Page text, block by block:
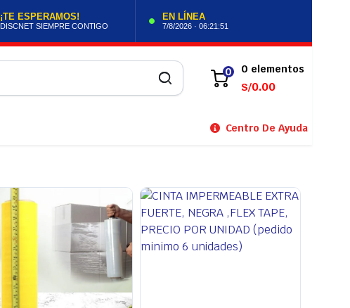
¡TE ESPERAMOS!
DISCNET SIEMPRE CONTIGO
EN LÍNEA
7/8/2026 · 06:21:53
0
0 elementos
S/0.00
Centro De Ayuda